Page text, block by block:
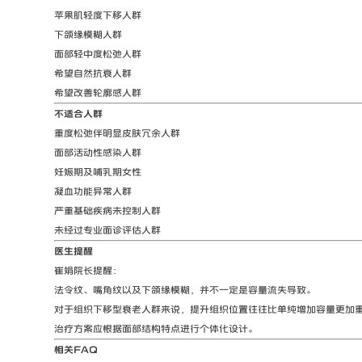
苹果肌轻度下移人群
下颌缘模糊人群
面部轻中度松弛人群
希望自然抗衰人群
希望改善轮廓感人群
不适合人群
重度松弛伴明显皮肤冗余人群
面部活动性感染人群
妊娠期及哺乳期女性
凝血功能异常人群
严重基础疾病未控制人群
未经过专业面诊评估人群
医生提醒
崔娟院长提醒：
法令纹、嘴角纹以及下颌缘模糊，并不一定是容量流失导致。
对于组织下移型衰老人群来说，提升组织位置往往比单纯增加容量更加
治疗方案应根据面部结构特点进行个体化设计。
相关FAQ